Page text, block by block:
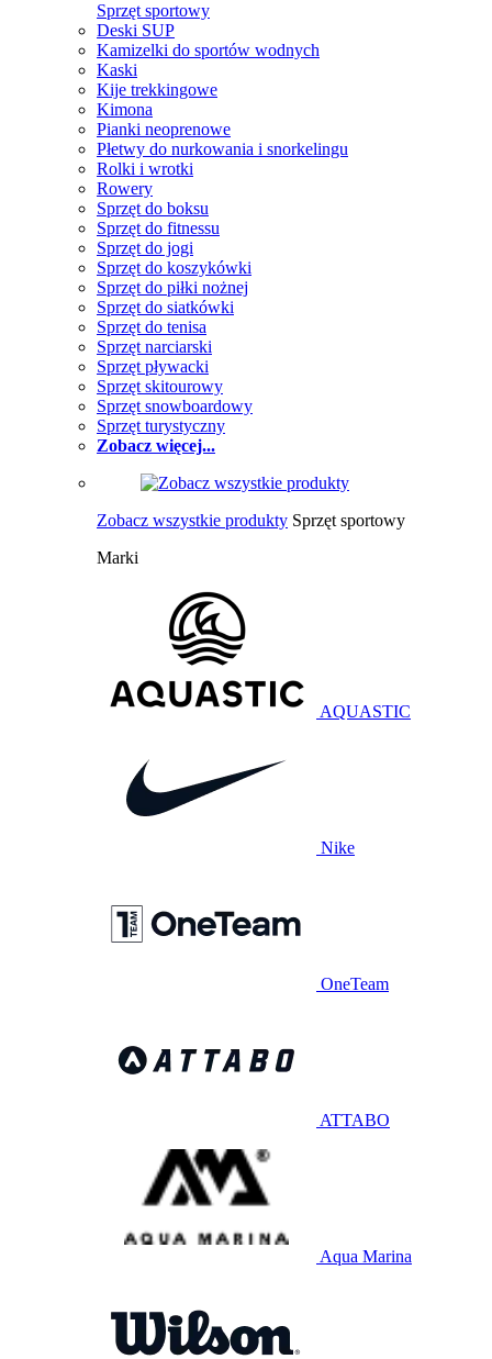
Sprzęt sportowy
Deski SUP
Kamizelki do sportów wodnych
Kaski
Kije trekkingowe
Kimona
Pianki neoprenowe
Płetwy do nurkowania i snorkelingu
Rolki i wrotki
Rowery
Sprzęt do boksu
Sprzęt do fitnessu
Sprzęt do jogi
Sprzęt do koszykówki
Sprzęt do piłki nożnej
Sprzęt do siatkówki
Sprzęt do tenisa
Sprzęt narciarski
Sprzęt pływacki
Sprzęt skitourowy
Sprzęt snowboardowy
Sprzęt turystyczny
Zobacz więcej...
Zobacz wszystkie produkty Sprzęt sportowy
Marki
AQUASTIC
Nike
OneTeam
ATTABO
Aqua Marina